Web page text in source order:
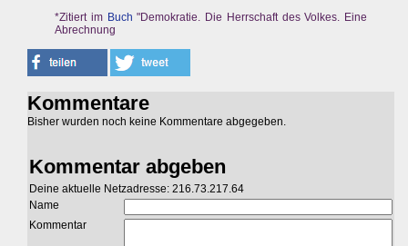
*Zitiert im Buch "Demokratie. Die Herrschaft des Volkes. Eine
Abrechnung
Kommentare
Bisher wurden noch keine Kommentare abgegeben.
Kommentar abgeben
Deine aktuelle Netzadresse: 216.73.217.64
Name
Kommentar